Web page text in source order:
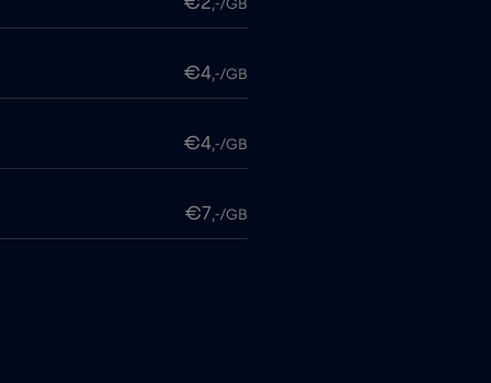
,-/GB
€4,-/GB
€4,-/GB
€7,-/GB